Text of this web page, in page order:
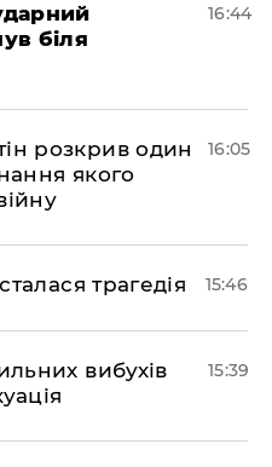
біля
16:44
розкрив один
якого
16:05
трагедія 15:46
вибухів
15:39